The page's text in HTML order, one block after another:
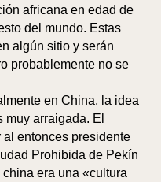
africana en edad de
del mundo. Estas
algún sitio y serán
probablemente no se
en China, la idea
arraigada. El
entonces presidente
Prohibida de Pekín
era una «cultura